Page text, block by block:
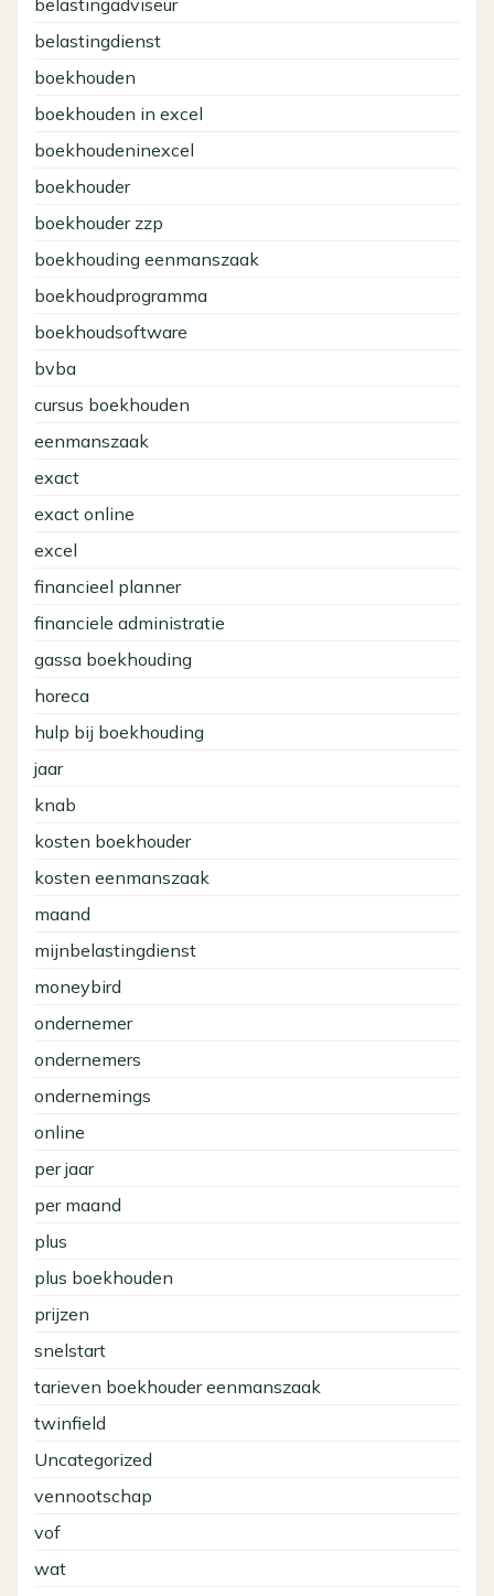
belastingdienst
boekhouden
boekhouden in excel
boekhoudeninexcel
boekhouder
boekhouder zzp
boekhouding eenmanszaak
boekhoudprogramma
boekhoudsoftware
bvba
cursus boekhouden
eenmanszaak
exact
exact online
excel
financieel planner
financiele administratie
gassa boekhouding
horeca
hulp bij boekhouding
jaar
knab
kosten boekhouder
kosten eenmanszaak
maand
mijnbelastingdienst
moneybird
ondernemer
ondernemers
ondernemings
online
per jaar
per maand
plus
plus boekhouden
prijzen
snelstart
tarieven boekhouder eenmanszaak
twinfield
Uncategorized
vennootschap
vof
wat